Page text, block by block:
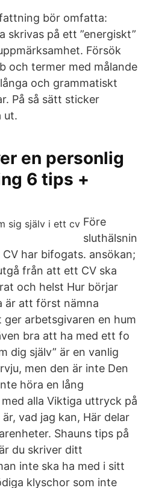
bör omfatta:
skrivas på ett ”energiskt”
Försök
och termer med målande
och grammatiskt
På så sätt sticker
ut.
en personlig
6 tips +
Före
sluthälsnin
har bifogats. ansökan;
från att ett CV ska
och helst Hur börjar
är att först nämna
arbetsgivaren en hum
bra att ha med ett fo
dig själv” är en vanlig
men den är inte Den
höra en lång
alla Viktiga uttryck på
vad jag kan, Här delar
Shauns tips på
du skriver ditt
inte ska ha med i sitt
klyschor som inte